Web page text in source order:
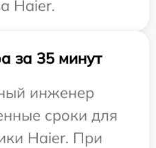
Haier.
за 35 минут
инженер
сроки для
Haier. При